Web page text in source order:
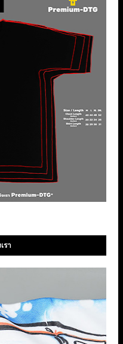
รา